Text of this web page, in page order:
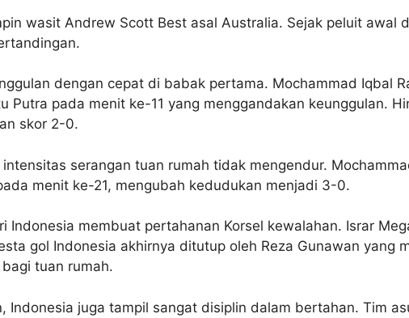
wasit Andrew Scott Best asal Australia. Sejak peluit awal
dengan cepat di babak pertama. Mochammad Iqbal
Putra pada menit ke-11 yang menggandakan keunggulan.
skor 2-0.
serangan tuan rumah tidak mengendur.
menit ke-21, mengubah kedudukan menjadi 3-0.
Indonesia membuat pertahanan Korsel kewalahan. Israr
gol Indonesia akhirnya ditutup oleh Reza Gunawan yang
tuan rumah.
Indonesia juga tampil sangat disiplin dalam bertahan. Tim